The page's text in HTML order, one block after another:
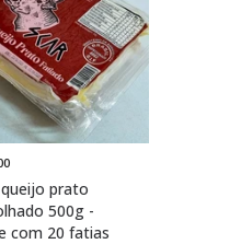
prato
500g -
com 20 fatias